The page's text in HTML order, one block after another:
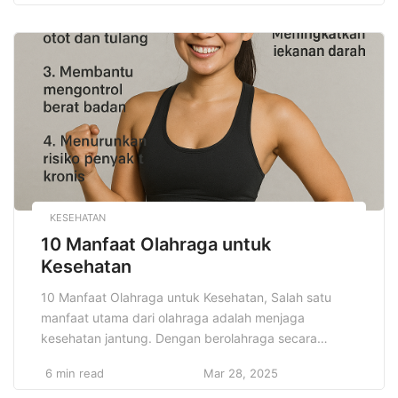
dengan tema tertentu, memungkinkan mereka untuk
menampilkan karya seni mereka di hadapan publik.
Selain sebagai platform untuk menampilkan […]
KESEHATAN
10 Manfaat Olahraga untuk
Kesehatan
10 Manfaat Olahraga untuk Kesehatan, Salah satu
manfaat utama dari olahraga adalah menjaga
kesehatan jantung. Dengan berolahraga secara
memperkuat otot jantung dan meningkatkan
6 min read Mar 28, 2025